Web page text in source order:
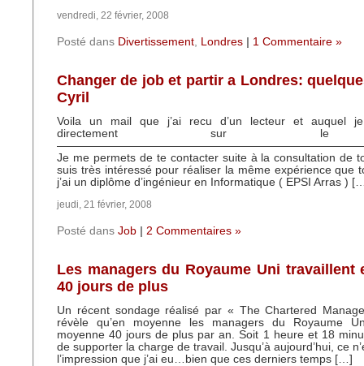
vendredi, 22 février, 2008
Posté dans Divertissement, Londres 1 Commentaire »
Changer de job et partir a Londres:
Cyril
Voila un mail que j’ai recu d’un lecteur et auquel
directement sur le
Je me permets de te contacter suite à la consultation de
suis très intéressé pour réaliser la même expérience que
j’ai un diplôme d’ingénieur en Informatique ( EPSI Arras )
jeudi, 21 février, 2008
Posté dans Job 2 Commentaires »
Les managers du Royaume Uni travaillent
40 jours de plus
Un récent sondage réalisé par « The Chartered
révèle qu’en moyenne les managers du Royaume
moyenne 40 jours de plus par an. Soit 1 heure et 18
de supporter la charge de travail. Jusqu’à aujourd’hui, ce
l’impression que j’ai eu…bien que ces derniers temps […]